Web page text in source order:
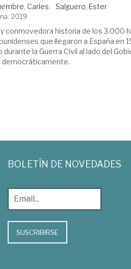
Carles Salguero, Ester
2019
conmovedora historia de los 3.000
que llegaron a España en
la Guerra Civil al lado del
democráticamente.
BOLETÍN DE NOVEDADES
SUSCRIBIRSE